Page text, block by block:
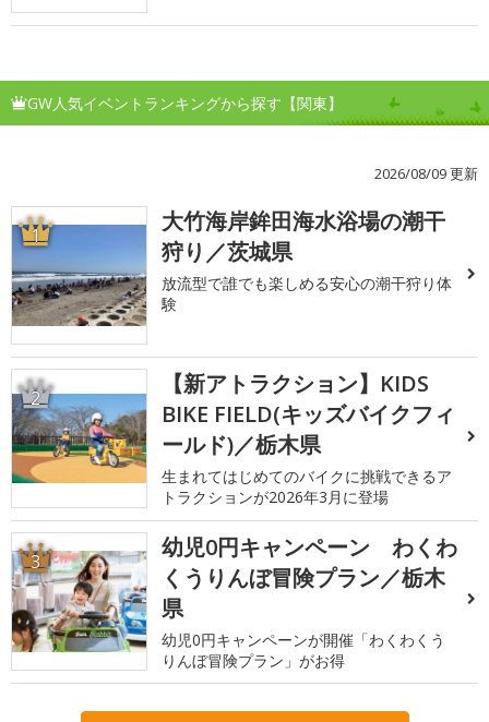
GW人気イベントランキングから探す【関東】
2026/08/09 更新
1
大竹海岸鉾田海水浴場の潮干
狩り／茨城県
放流型で誰でも楽しめる安心の潮干狩り体
験
2
【新アトラクション】KIDS
BIKE FIELD(キッズバイクフィ
ールド)／栃木県
生まれてはじめてのバイクに挑戦できるア
トラクションが2026年3月に登場
3
幼児0円キャンペーン わくわ
くうりんぼ冒険プラン／栃木
県
幼児0円キャンペーンが開催「わくわくう
りんぼ冒険プラン」がお得